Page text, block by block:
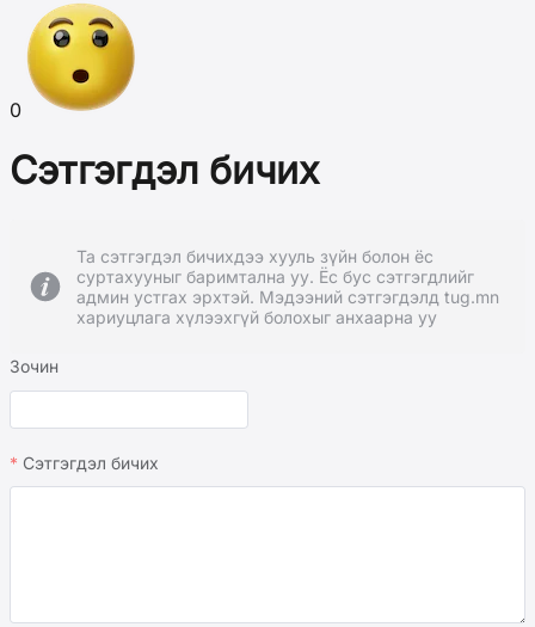
0
Сэтгэгдэл бичих
Та сэтгэгдэл бичихдээ хууль зүйн болон ёс
суртахууныг баримтална уу. Ёс бус сэтгэгдлийг
админ устгах эрхтэй. Мэдээний сэтгэгдэлд tug.mn
хариуцлага хүлээхгүй болохыг анхаарна уу
Зочин
Сэтгэгдэл бичих